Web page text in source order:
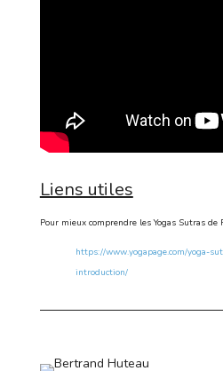
Liens utiles
Pour mieux comprendre les Yogas Sutras de
https://www.yogapage.com/yoga-
introduction/